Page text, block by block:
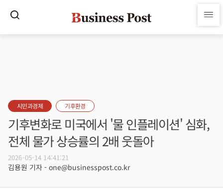
시민과경제 기후환경
기후변화로 미국에서 '물 인플레이션' 심화,
전체 물가 상승률의 2배 웃돌아
2026-05-14 14:41:21
김용원 기자 - one@businesspost.co.kr